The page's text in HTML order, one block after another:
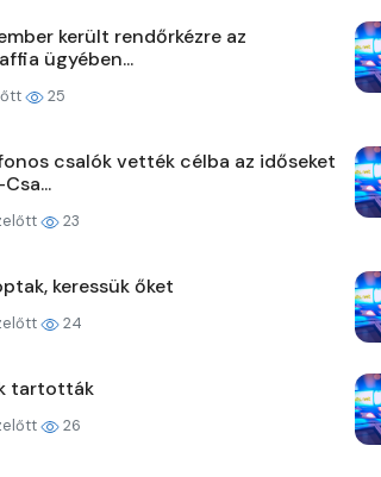
került rendőrkézre az
ügyében...
25
csalók vették célba az időseket
23
keressük őket
24
tartották
26